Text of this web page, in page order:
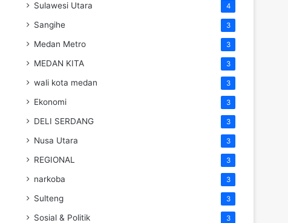
Sulawesi Utara 4
Sangihe 3
Medan Metro 3
MEDAN KITA 3
wali kota medan 3
Ekonomi 3
DELI SERDANG 3
Nusa Utara 3
REGIONAL 3
narkoba 3
Sulteng 3
Sosial & Politik 3